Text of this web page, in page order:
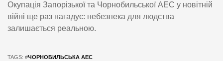
Окупація Запорізької та Чорнобильської АЕС у новітній
війні ще раз нагадує: небезпека для людства
залишається реальною.
TAGS: #ЧОРНОБИЛЬСЬКА АЕС